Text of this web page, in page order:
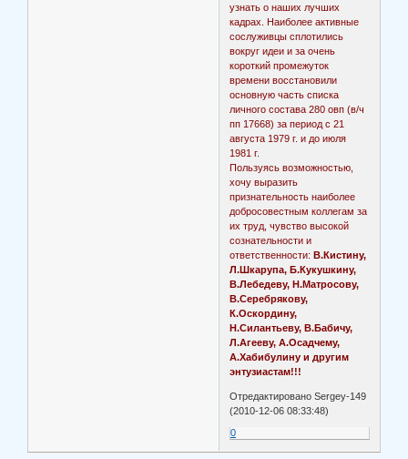
узнать о наших лучших
кадрах. Наиболее активные
сослуживцы сплотились
вокруг идеи и за очень
короткий промежуток
времени восстановили
основную часть списка
личного состава 280 овп (в/ч
пп 17668) за период с 21
августа 1979 г. и до июля
1981 г.
Пользуясь возможностью,
хочу выразить
признательность наиболее
добросовестным коллегам за
их труд, чувство высокой
сознательности и
ответственности:В.Кистину,
Л.Шкарупа, Б.Кукушкину,
В.Лебедеву, Н.Матросову,
В.Серебрякову,
К.Оскордину,
Н.Силантьеву, В.Бабичу,
Л.Агееву, А.Осадчему,
А.Хабибулину и другим
энтузиастам!!!
Отредактировано Sergey-149
(2010-12-06 08:33:48)
0